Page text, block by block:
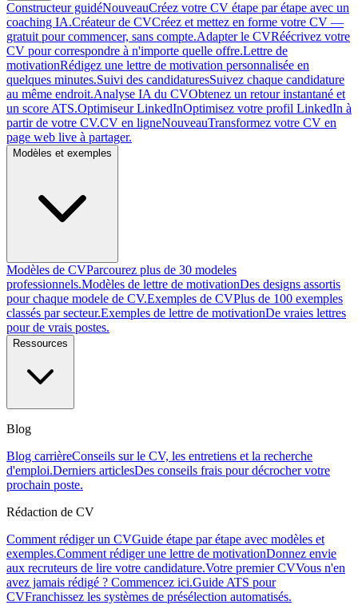
Constructeur guidéNouveauCréez votre CV étape par étape avec un
coaching IA.Créateur de CVCréez et mettez en forme votre CV —
gratuit pour commencer, sans compte.Adapter le CVRéécrivez votre
CV pour correspondre à n'importe quelle offre.Lettre de
motivationRédigez une lettre de motivation personnalisée en
quelques minutes.Suivi des candidaturesSuivez chaque candidature
au même endroit.Analyse IA du CVObtenez un retour instantané et
un score ATS.Optimiseur LinkedInOptimisez votre profil LinkedIn à
partir de votre CV.CV en ligneNouveauTransformez votre CV en
page web live à partager.
Modèles et exemples
Modèles de CVParcourez plus de 30 modeles
professionnels.Modèles de lettre de motivationDes designs assortis
pour chaque modele de CV.Exemples de CVPlus de 100 exemples
classés par secteur.Exemples de lettre de motivationDe vraies lettres
pour de vrais postes.
Ressources
Blog
Blog carrièreConseils sur le CV, les entretiens et la recherche
d'emploi.Derniers articlesDes conseils frais pour décrocher votre
prochain poste.
Rédaction de CV
Comment rédiger un CVGuide étape par étape avec modèles et
exemples.Comment rédiger une lettre de motivationDonnez envie
aux recruteurs de lire votre candidature.Votre premier CVVous n'en
avez jamais rédigé ? Commencez ici.Guide ATS pour
CVFranchissez les systèmes de présélection automatisés.